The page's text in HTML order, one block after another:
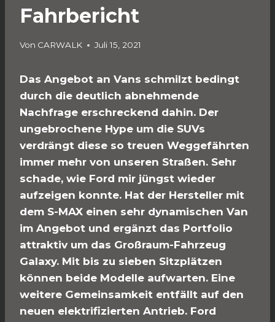
Fahrbericht
Von CARWALK Juli 15, 2021
Das Angebot an Vans schmilzt bedingt
durch die deutlich abnehmende
Nachfrage erschreckend dahin. Der
ungebrochene Hype um die SUVs
verdrängt diese so treuen Weggefährten
immer mehr von unseren Straßen. Sehr
schade, wie Ford mir jüngst wieder
aufzeigen konnte. Hat der Hersteller mit
dem S-MAX einen sehr dynamischen Van
im Angebot und ergänzt das Portfolio
attraktiv um das Großraum-Fahrzeug
Galaxy. Mit bis zu sieben Sitzplätzen
können beide Modelle aufwarten. Eine
weitere Gemeinsamkeit entfällt auf den
neuen elektrifizierten Antrieb. Ford